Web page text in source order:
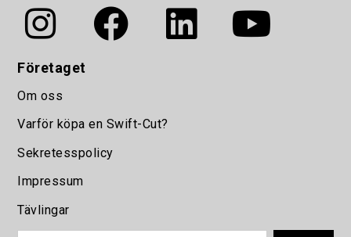
Företaget
Om oss
Varför köpa en Swift-Cut?
Sekretesspolicy
Impressum
Tävlingar